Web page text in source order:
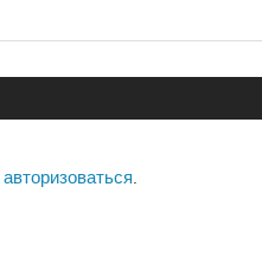
авторизоваться.